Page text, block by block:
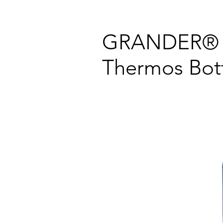
GRANDER®
Thermos